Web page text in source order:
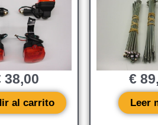
38,00
al carrito
€
Leer